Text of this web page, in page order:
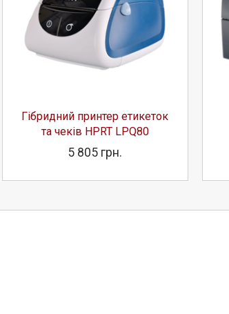
Гібридний принтер етикеток
та чеків HPRT LPQ80
5 805 грн.